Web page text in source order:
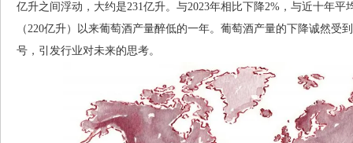
亿升之间浮动，大约是231亿升。与2023年相比下降2%，与近十年平
（220亿升）以来葡萄酒产量醉低的一年。葡萄酒产量的下降诚然受
号，引发行业对未来的思考。